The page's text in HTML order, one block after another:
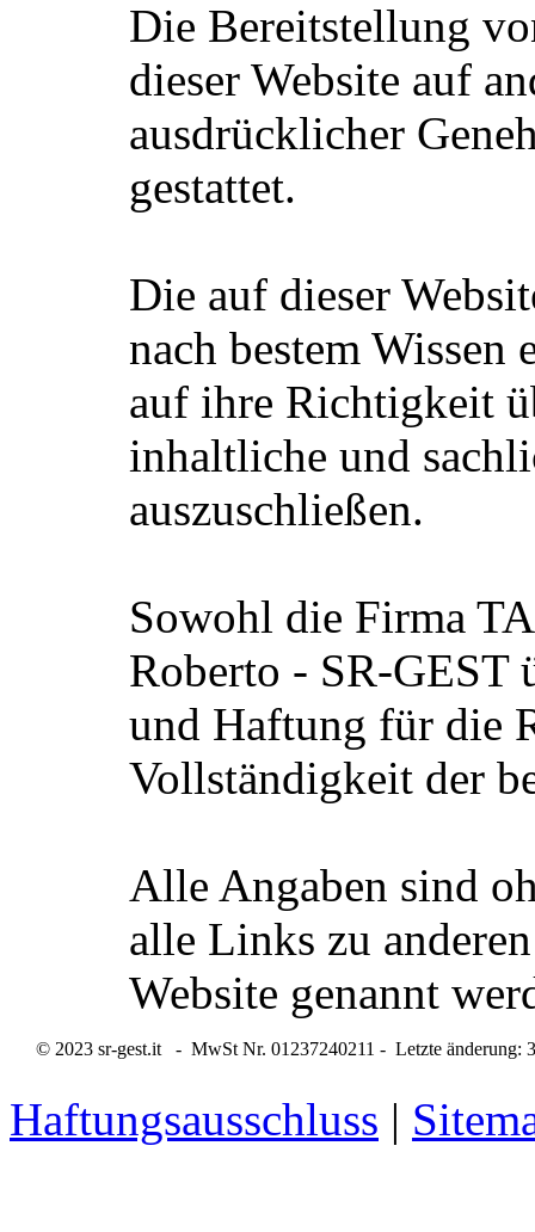
Die Bereitstellung
dieser Website auf
ausdrücklicher
gestattet.
Die auf dieser
nach bestem
auf ihre Richtigkeit
inhaltliche und
auszuschließen.
Sowohl die Firma
Roberto - SR-GEST
und Haftung für die
Vollständigkeit der
Alle Angaben sind
alle Links zu
Website genannt
© 2023 sr-gest.it - MwSt Nr. 01237240211 - Letzte änderung:
Haftungsausschluss |